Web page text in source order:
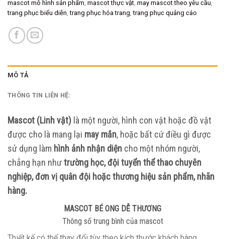
mascot mô hình sản phẩm, mascot thực vật, may mascot theo yêu cầu,
trang phục biểu diễn,trang phục hóa trang,trang phục quảng cáo
MÔ TẢ
THÔNG TIN LIÊN HỆ:
Mascot (Linh vật) là một người, hình con vật hoặc đồ vật
được cho là mang lại may mắn, hoặc bất cứ điều gì được
sử dụng làm hình ảnh nhận diện cho một nhóm người,
chẳng hạn nhưtrường học, đội tuyển thể thao chuyên
nghiệp, đơn vị quân đội hoặc thương hiệu sản phẩm, nhãn
hàng.
MASCOT BÉ ONG DỄ THƯƠNG
Thông số trung bình của mascot